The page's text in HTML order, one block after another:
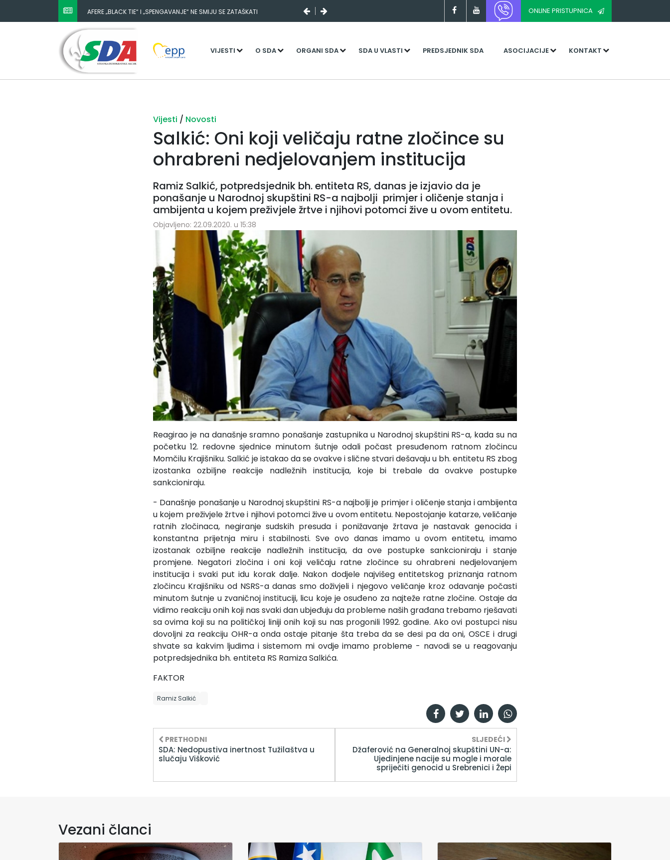
AFERE „BLACK TIE“ I „SPENGAVANJE“ NE SMIJU SE ZATAŠKATI ONLINE PRISTUPNICA
VIJESTI O SDA ORGANI SDA SDA U VLASTI PREDSJEDNIK SDA ASOCIJACIJE KONTAKT
Vijesti / Novosti
Salkić: Oni koji veličaju ratne zločince su
ohrabreni nedjelovanjem institucija
Ramiz Salkić, potpredsjednik bh. entiteta RS, danas je izjavio da je
ponašanje u Narodnoj skupštini RS-a najbolji primjer i oličenje stanja i
ambijenta u kojem preživjele žrtve i njihovi potomci žive u ovom entitetu.
Objavljeno: 22.09.2020. u 15:38
Reagirao je na današnje sramno ponašanje zastupnika u Narodnoj skupštini RS-a, kada su na
početku 12. redovne sjednice minutom šutnje odali počast presuđenom ratnom zločincu
Momčilu Krajišniku. Salkić je istakao da se ovakve i slične stvari dešavaju u bh. entitetu RS zbog
izostanka ozbiljne reakcije nadležnih institucija, koje bi trebale da ovakve postupke
sankcioniraju.
- Današnje ponašanje u Narodnoj skupštini RS-a najbolji je primjer i oličenje stanja i ambijenta
u kojem preživjele žrtve i njihovi potomci žive u ovom entitetu. Nepostojanje katarze, veličanje
ratnih zločinaca, negiranje sudskih presuda i ponižavanje žrtava je nastavak genocida i
konstantna prijetnja miru i stabilnosti. Sve ovo danas imamo u ovom entitetu, imamo
izostanak ozbiljne reakcije nadležnih institucija, da ove postupke sankcioniraju i stanje
promjene. Negatori zločina i oni koji veličaju ratne zločince su ohrabreni nedjelovanjem
institucija i svaki put idu korak dalje. Nakon dodjele najvišeg entitetskog priznanja ratnom
zločincu Krajišniku od NSRS-a danas smo doživjeli i njegovo veličanje kroz odavanje počasti
minutom šutnje u zvaničnoj instituciji, licu koje je osuđeno za najteže ratne zločine. Ostaje da
vidimo reakciju onih koji nas svaki dan ubjeđuju da probleme naših građana trebamo rješavati
sa ovima koji su na političkoj liniji onih koji su nas progonili 1992. godine. Ako ovi postupci nisu
dovoljni za reakciju OHR-a onda ostaje pitanje šta treba da se desi pa da oni, OSCE i drugi
shvate sa kakvim ljudima i sistemom mi ovdje imamo probleme - navodi se u reagovanju
potpredsjednika bh. entiteta RS Ramiza Salkića.
FAKTOR
Ramiz Salkić
PRETHODNI
SDA: Nedopustiva inertnost Tužilaštva u
slučaju Višković
SLJEDEĆI
Džaferović na Generalnoj skupštini UN-a:
Ujedinjene nacije su mogle i morale
spriječiti genocid u Srebrenici i Žepi
Vezani članci